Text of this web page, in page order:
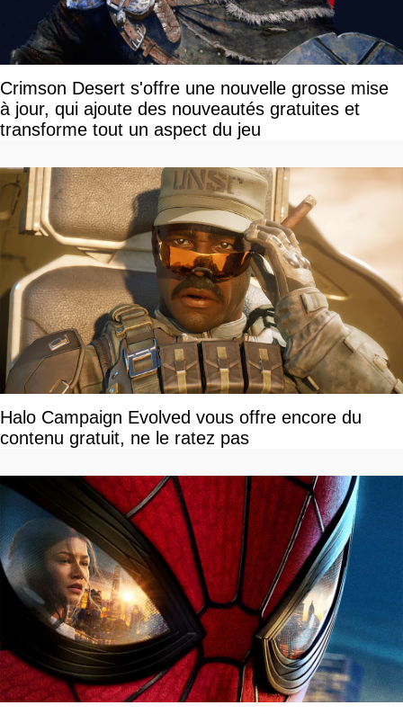
Crimson Desert s'offre une nouvelle grosse mise
à jour, qui ajoute des nouveautés gratuites et
transforme tout un aspect du jeu
Halo Campaign Evolved vous offre encore du
contenu gratuit, ne le ratez pas